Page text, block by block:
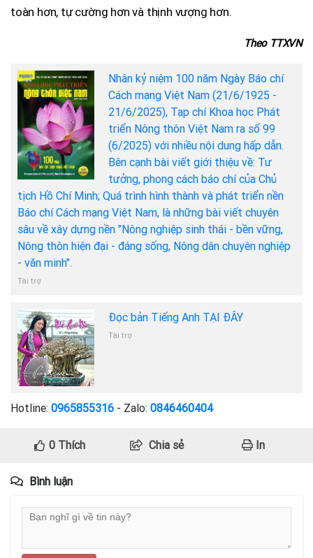
toàn hơn, tự cường hơn và thịnh vượng hơn.
Theo TTXVN
Nhân kỷ niệm 100 năm Ngày Báo chí
Cách mạng Việt Nam (21/6/1925 -
21/6/2025), Tạp chí Khoa học Phát
triển Nông thôn Việt Nam ra số 99
(6/2025) với nhiều nội dung hấp dẫn.
Bên cạnh bài viết giới thiệu về: Tư
tưởng, phong cách báo chí của Chủ
tịch Hồ Chí Minh; Quá trình hình thành và phát triển nền
Báo chí Cách mạng Việt Nam, là những bài viết chuyên
sâu về xây dựng nền "Nông nghiệp sinh thái - bền vững,
Nông thôn hiện đại - đáng sống, Nông dân chuyên nghiệp
- văn minh".
Tài trợ
Đọc bản Tiếng Anh TẠI ĐÂY
Tài trợ
Hotline: 0965855316 - Zalo: 0846460404
0Thích Chia sẻ In
Bình luận